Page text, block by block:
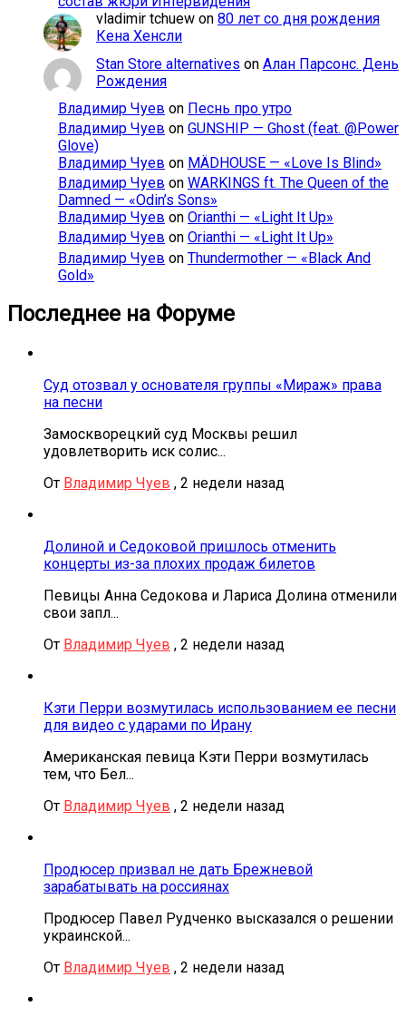
vladimir tchuew on 80 лет со дня рождения
Кена Хенсли
Stan Store alternatives on Алан Парсонс. День
Рождения
Владимир Чуев on Песнь про утро
Владимир Чуев on GUNSHIP — Ghost (feat. @Power
Glove)
Владимир Чуев on MÄDHOUSE — «Love Is Blind»
Владимир Чуев on WARKINGS ft. The Queen of the
Damned — «Odin’s Sons»
Владимир Чуев on Orianthi — «Light It Up»
Владимир Чуев on Orianthi — «Light It Up»
Владимир Чуев on Thundermother — «Black And
Gold»
Последнее на Форуме
Суд отозвал у основателя группы «Мираж» права
на песни
Замоскворецкий суд Москвы решил
удовлетворить иск солис...
От Владимир Чуев , 2 недели назад
Долиной и Седоковой пришлось отменить
концерты из-за плохих продаж билетов
Певицы Анна Седокова и Лариса Долина отменили
свои запл...
От Владимир Чуев , 2 недели назад
Кэти Перри возмутилась использованием ее песни
для видео с ударами по Ирану
Американская певица Кэти Перри возмутилась
тем, что Бел...
От Владимир Чуев , 2 недели назад
Продюсер призвал не дать Брежневой
зарабатывать на россиянах
Продюсер Павел Рудченко высказался о решении
украинской...
От Владимир Чуев , 2 недели назад